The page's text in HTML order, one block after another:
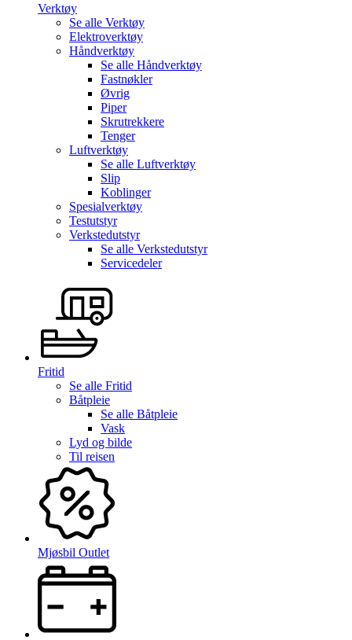
Verktøy
Se alle Verktøy
Elektroverktøy
Håndverktøy
Se alle Håndverktøy
Fastnøkler
Øvrig
Piper
Skrutrekkere
Tenger
Luftverktøy
Se alle Luftverktøy
Slip
Koblinger
Spesialverktøy
Testutstyr
Verkstedutstyr
Se alle Verkstedutstyr
Servicedeler
Fritid
Se alle Fritid
Båtpleie
Se alle Båtpleie
Vask
Lyd og bilde
Til reisen
Mjøsbil Outlet